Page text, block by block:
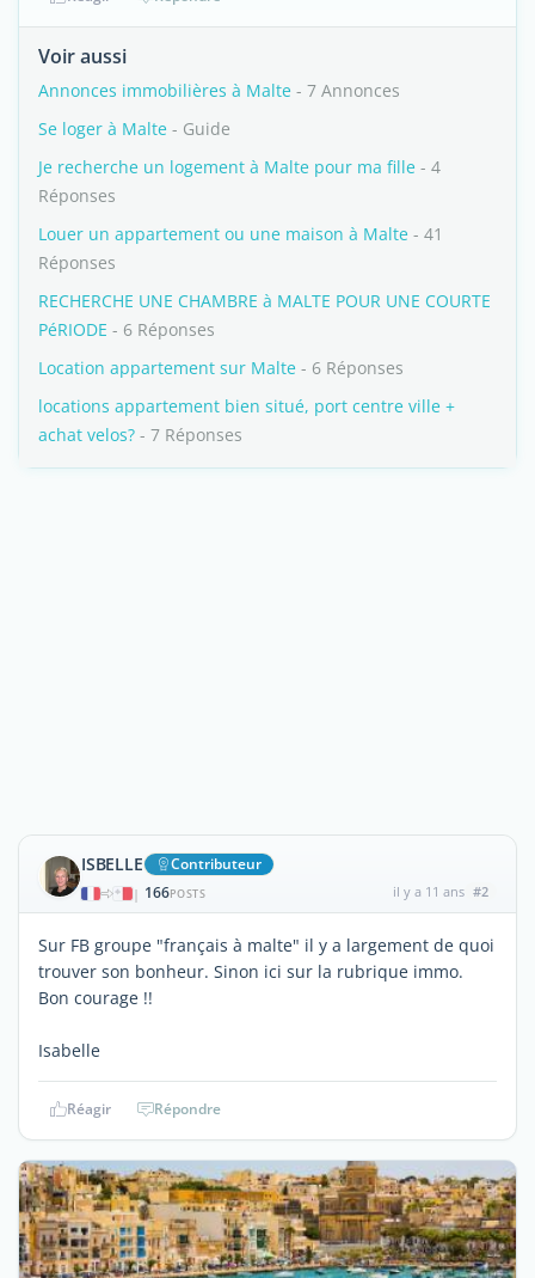
Voir aussi
Annonces immobilières à Malte - 7 Annonces
Se loger à Malte - Guide
Je recherche un logement à Malte pour ma fille - 4
Réponses
Louer un appartement ou une maison à Malte - 41
Réponses
RECHERCHE UNE CHAMBRE à MALTE POUR UNE COURTE
PéRIODE - 6 Réponses
Location appartement sur Malte - 6 Réponses
locations appartement bien situé, port centre ville +
achat velos? - 7 Réponses
ISBELLE Contributeur
| 166POSTS il y a 11 ans #2
Sur FB groupe "français à malte" il y a largement de quoi
trouver son bonheur. Sinon ici sur la rubrique immo.
Bon courage !!
Isabelle
Réagir Répondre